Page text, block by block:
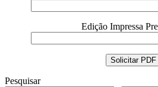
Edição Impressa
Pesquisar